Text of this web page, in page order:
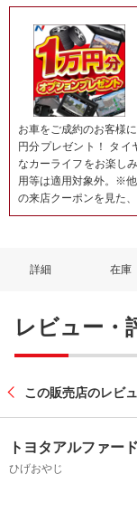
お車をご成約のお客様
円分プレゼント！ タイ
なカーライフをお楽し
用等は適用対象外。※
の来店クーポンを見た
詳細 在庫
レビュー・
この販売店のレビ
トヨタアルファー
ひげおやじ